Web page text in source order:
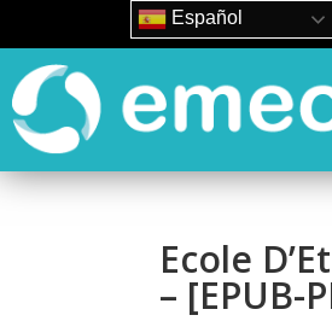
Ecole
– [EPUB-
Español